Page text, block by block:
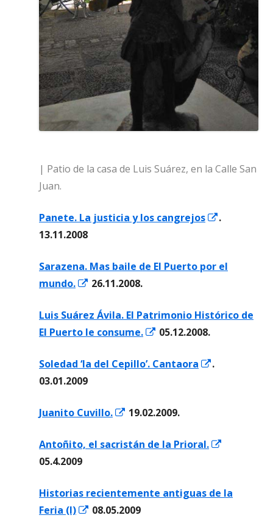
| Patio de la casa de Luis Suárez, en la Calle San
Juan.
Panete. La justicia y los cangrejos
Abrir
ventana
.
13.11.2008
Sarazena. Mas baile de El Puerto por el
mundo.
Abrir
una
ventana
26.11.2008.
Luis Suárez Ávila. El Patrimonio Histórico de
El Puerto le consume.
Abrir
una
05.12.2008.
Soledad ‘la del Cepillo’. Cantaora
Abrir
.
03.01.2009
Juanito Cuvillo.
Abrir
una
19.02.2009.
Antoñito, el sacristán de la Prioral.
ventana
05.4.2009
Historias recientemente antiguas de la
Feria (I)
Abrir
08.05.2009